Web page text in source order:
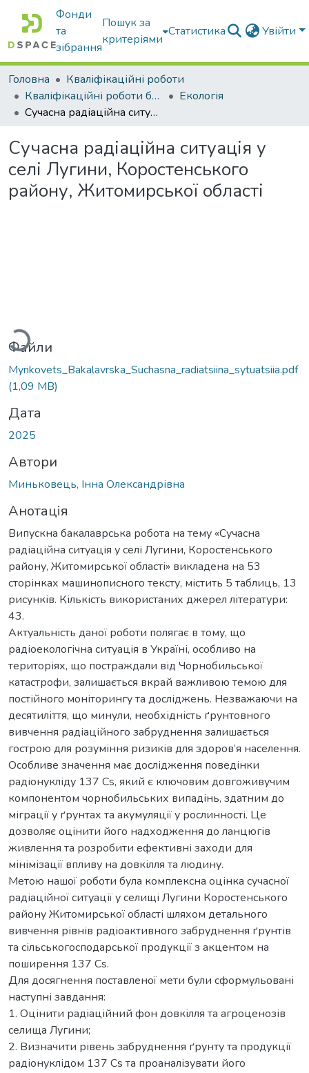
Фонди
та
зібрання
Пошук за
критеріями
Статистика Увійти
Головна
Кваліфікаційні роботи
Кваліфікаційні роботи бакалаврів
Екологія
Сучасна радіаційна ситуація у селі Лугини, Коростенського району, Житомирської області
Сучасна радіаційна ситуація у
селі Лугини, Коростенського
району, Житомирської області
Вантажиться...
Файли
Mynkovets_Bakalavrska_Suchasna_radiatsiina_sytuatsiia.pdf
(1,09 MB)
Дата
2025
Автори
Миньковець, Інна Олександрівна
Анотація
Випускна бакалаврська робота на тему «Сучасна
радіаційна ситуація у селі Лугини, Коростенського
району, Житомирської області» викладена на 53
сторінках машинописного тексту, містить 5 таблиць, 13
рисунків. Кількість використаних джерел літератури:
43.
Актуальність даної роботи полягає в тому, що
радіоекологічна ситуація в Україні, особливо на
територіях, що постраждали від Чорнобильської
катастрофи, залишається вкрай важливою темою для
постійного моніторингу та досліджень. Незважаючи на
десятиліття, що минули, необхідність ґрунтовного
вивчення радіаційного забруднення залишається
гострою для розуміння ризиків для здоров’я населення.
Особливе значення має дослідження поведінки
радіонукліду 137 Cs, який є ключовим довгоживучим
компонентом чорнобильських випадінь, здатним до
міграції у ґрунтах та акумуляції у рослинності. Це
дозволяє оцінити його надходження до ланцюгів
живлення та розробити ефективні заходи для
мінімізації впливу на довкілля та людину.
Метою нашої роботи була комплексна оцінка сучасної
радіаційної ситуації у селищі Лугини Коростенського
району Житомирської області шляхом детального
вивчення рівнів радіоактивного забруднення ґрунтів
та сільськогосподарської продукції з акцентом на
поширення 137 Cs.
Для досягнення поставленої мети були сформульовані
наступні завдання:
1. Оцінити радіаційний фон довкілля та агроценозів
селища Лугини;
2. Визначити рівень забруднення ґрунту та продукції
радіонуклідом 137 Cs та проаналізувати його